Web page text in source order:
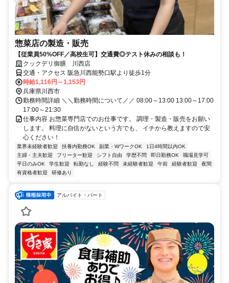
惣菜店の製造・販売
【従業員50%OFF／高校生可】交通費◎テスト休みの相談も！
クックデリ御膳 川西店
交通・アクセス 阪急川西能勢口駅より徒歩1分
時給1,116円～1,153円
兵庫県川西市
勤務時間詳細 ＼＼勤務時間について／／ 08:00～13:00 13:00～17:00
17:00～21:30
仕事内容 お惣菜専門店でのお仕事です。 調理・製造・販売をお願い
します。 料理に自信がないという方でも、 イチから教えますので安
心ください！
業界未経験者歓迎 扶養内勤務OK 副業・WワークOK
1日4時間以内OK
主婦・主夫歓迎
フリーター歓迎 シフト自由 学歴不問 即日勤務OK
職場見学可
平日のみOK
学生歓迎 転勤なし 経験不問 未経験者歓迎 午前 経験者歓迎
夜間
有資格者歓迎
研修あり
アルバイト・パート